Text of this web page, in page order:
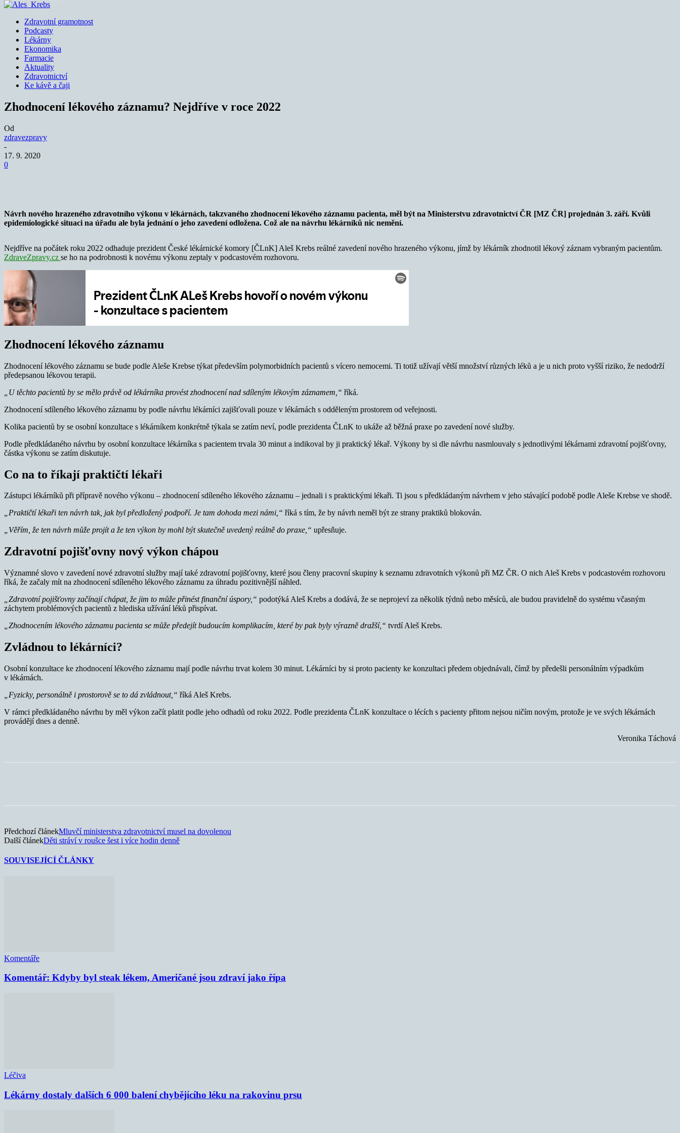
Zdravotní gramotnost
Podcasty
Lékárny
Ekonomika
Farmacie
Aktuality
Zdravotnictví
Ke kávě a čaji
Zhodnocení lékového záznamu? Nejdříve v roce 2022
Od
zdravezpravy
-
17. 9. 2020
0
Návrh nového hrazeného zdravotního výkonu v lékárnách, takzvaného zhodnocení lékového záznamu pacienta, měl být na Ministerstvu zdravotnictví ČR [MZ ČR] projednán 3. září. Kvůli
epidemiologické situaci na úřadu ale byla jednání o jeho zavedení odložena. Což ale na návrhu lékárníků nic nemění.
Nejdříve na počátek roku 2022 odhaduje prezident České lékárnické komory [ČLnK] Aleš Krebs reálné zavedení nového hrazeného výkonu, jímž by lékárník zhodnotil lékový záznam vybraným pacientům.
ZdraveZpravy.cz se ho na podrobnosti k novému výkonu zeptaly v podcastovém rozhovoru.
Zhodnocení lékového záznamu
Zhodnocení lékového záznamu se bude podle Aleše Krebse týkat především polymorbidních pacientů s vícero nemocemi. Ti totiž užívají větší množství různých léků a je u nich proto vyšší riziko, že nedodrží
předepsanou lékovou terapii.
„U těchto pacientů by se mělo právě od lékárníka provést zhodnocení nad sdíleným lékovým záznamem,“ říká.
Zhodnocení sdíleného lékového záznamu by podle návrhu lékárníci zajišťovali pouze v lékárnách s odděleným prostorem od veřejnosti.
Kolika pacientů by se osobní konzultace s lékárníkem konkrétně týkala se zatím neví, podle prezidenta ČLnK to ukáže až běžná praxe po zavedení nové služby.
Podle předkládaného návrhu by osobní konzultace lékárníka s pacientem trvala 30 minut a indikoval by ji praktický lékař. Výkony by si dle návrhu nasmlouvaly s jednotlivými lékárnami zdravotní pojišťovny,
částka výkonu se zatím diskutuje.
Co na to říkají praktičtí lékaři
Zástupci lékárníků při přípravě nového výkonu – zhodnocení sdíleného lékového záznamu – jednali i s praktickými lékaři. Ti jsou s předkládaným návrhem v jeho stávající podobě podle Aleše Krebse ve shodě.
„Praktičtí lékaři ten návrh tak, jak byl předložený podpoří. Je tam dohoda mezi námi,“ říká s tím, že by návrh neměl být ze strany praktiků blokován.
„Věřím, že ten návrh může projít a že ten výkon by mohl být skutečně uvedený reálně do praxe,“ upřesňuje.
Zdravotní pojišťovny nový výkon chápou
Významné slovo v zavedení nové zdravotní služby mají také zdravotní pojišťovny, které jsou členy pracovní skupiny k seznamu zdravotních výkonů při MZ ČR. O nich Aleš Krebs v podcastovém rozhovoru
říká, že začaly mít na zhodnocení sdíleného lékového záznamu za úhradu pozitivnější náhled.
„Zdravotní pojišťovny začínají chápat, že jim to může přinést finanční úspory,“ podotýká Aleš Krebs a dodává, že se neprojeví za několik týdnů nebo měsíců, ale budou pravidelně do systému včasným
záchytem problémových pacientů z hlediska užívání léků přispívat.
„Zhodnocením lékového záznamu pacienta se může předejít budoucím komplikacím, které by pak byly výrazně dražší,“ tvrdí Aleš Krebs.
Zvládnou to lékárníci?
Osobní konzultace ke zhodnocení lékového záznamu mají podle návrhu trvat kolem 30 minut. Lékárníci by si proto pacienty ke konzultaci předem objednávali, čímž by předešli personálním výpadkům
v lékárnách.
„Fyzicky, personálně i prostorově se to dá zvládnout,“ říká Aleš Krebs.
V rámci předkládaného návrhu by měl výkon začít platit podle jeho odhadů od roku 2022. Podle prezidenta ČLnK konzultace o lécích s pacienty přitom nejsou ničím novým, protože je ve svých lékárnách
provádějí dnes a denně.
Veronika Táchová
Předchozí článekMluvčí ministerstva zdravotnictví musel na dovolenou
Další článekDěti stráví v roušce šest i více hodin denně
SOUVISEJÍCÍ ČLÁNKY
Komentáře
Komentář: Kdyby byl steak lékem, Američané jsou zdraví jako řípa
Léčiva
Lékárny dostaly dalších 6 000 balení chybějícího léku na rakovinu prsu